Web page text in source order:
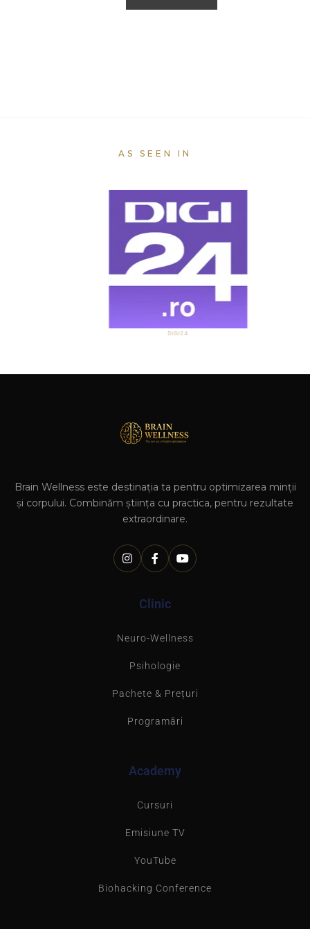
AS SEEN IN
Brain Wellness este destinația ta pentru optimizarea minții
și corpului. Combinăm știința cu practica, pentru rezultate
extraordinare.
Clinic
Neuro-Wellness
Psihologie
Pachete & Prețuri
Programări
Academy
Cursuri
Emisiune TV
YouTube
Biohacking Conference